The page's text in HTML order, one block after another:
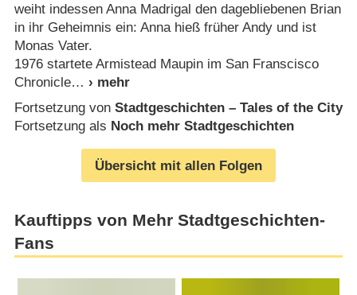
weiht indessen Anna Madrigal den dagebliebenen Brian
in ihr Geheimnis ein: Anna hieß früher Andy und ist
Monas Vater.
1976 startete Armistead Maupin im San Franscisco
Chronicle
Fortsetzung von Stadtgeschichten – Tales of the City
Fortsetzung als Noch mehr Stadtgeschichten
Übersicht mit allen Folgen
Kauftipps von Mehr Stadtgeschichten-
Fans